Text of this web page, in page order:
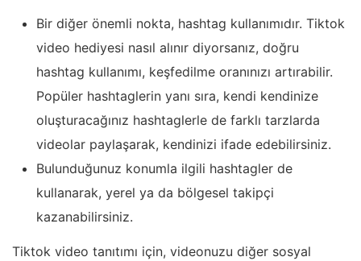
Bir diğer önemli nokta, hashtag kullanımıdır. Tiktok
video hediyesi nasıl alınır diyorsanız, doğru
hashtag kullanımı, keşfedilme oranınızı artırabilir.
Popüler hashtaglerin yanı sıra, kendi kendinize
oluşturacağınız hashtaglerle de farklı tarzlarda
videolar paylaşarak, kendinizi ifade edebilirsiniz.
Bulunduğunuz konumla ilgili hashtagler de
kullanarak, yerel ya da bölgesel takipçi
kazanabilirsiniz.
Tiktok video tanıtımı için, videonuzu diğer sosyal